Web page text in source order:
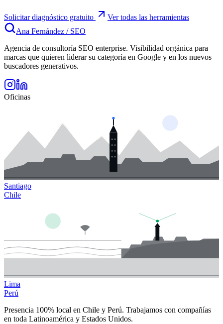
Solicitar diagnóstico gratuito
Ver todas las herramientas
Ana Fernández / SEO
Agencia de consultoría SEO enterprise. Visibilidad orgánica para
marcas que quieren liderar su categoría en Google y en los nuevos
buscadores generativos.
Oficinas
Santiago
Chile
Lima
Perú
Presencia 100% local en Chile y Perú. Trabajamos con compañías
en toda Latinoamérica y Estados Unidos.